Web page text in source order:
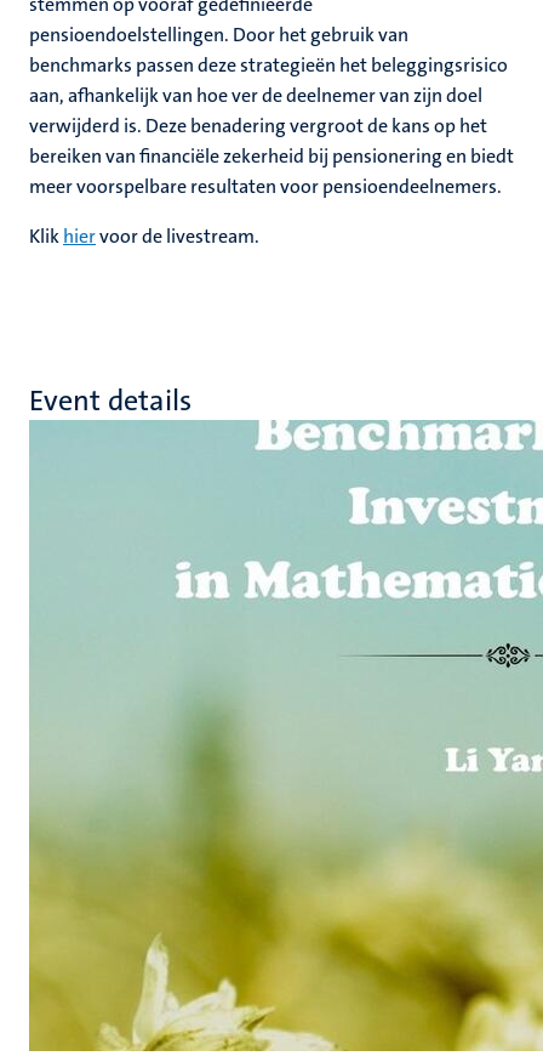
pensioendoelstellingen. Door het gebruik van
benchmarks passen deze strategieën het beleggingsrisico
aan, afhankelijk van hoe ver de deelnemer van zijn doel
verwijderd is. Deze benadering vergroot de kans op het
bereiken van financiële zekerheid bij pensionering en biedt
meer voorspelbare resultaten voor pensioendeelnemers.
Klikhiervoor de livestream.
Event details